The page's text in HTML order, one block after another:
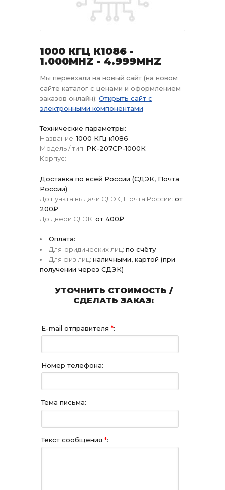
1000 КГЦ К1086 -
1.000MHZ - 4.999MHZ
Мы переехали на новый сайт (на новом
сайте каталог с ценами и оформлением
заказов онлайн): Открыть сайт с
электронными компонентами
Технические параметры:
Название: 1000 КГц к1086
Модель / тип: РК-207СР-1000К
Корпус:
Доставка по всей России (СДЭК, Почта
России)
До пункта выдачи СДЭК, Почта России: от
200₽
До двери СДЭК: от 400₽
Оплата:
Для юридических лиц: по счёту
Для физ лиц: наличными, картой (при
получении через СДЭК)
УТОЧНИТЬ СТОИМОСТЬ /
СДЕЛАТЬ ЗАКАЗ:
E-mail отправителя *:
Номер телефона:
Тема письма:
Текст сообщения *: